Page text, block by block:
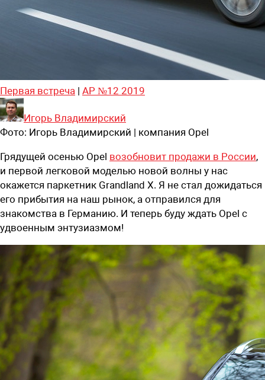
Первая встреча | АР №12 2019
Игорь Владимирский
Фото: Игорь Владимирский | компания Opel
Грядущей осенью Opel возобновит продажи в России,
и первой легковой моделью новой волны у нас
окажется паркетник Grandland X. Я не стал дожидаться
его прибытия на наш рынок, а отправился для
знакомства в Германию. И теперь буду ждать Opel c
удвоенным энтузиазмом!